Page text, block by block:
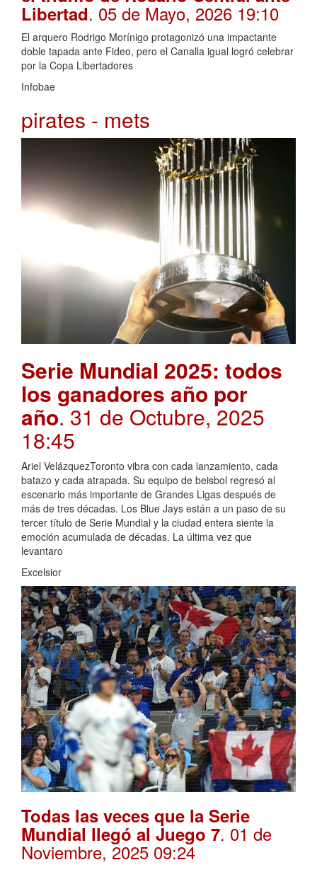
Libertad. 05 de Mayo, 2026 19:10
El arquero Rodrigo Morínigo protagonizó una impactante
doble tapada ante Fideo, pero el Canalla igual logró celebrar
por la Copa Libertadores
Infobae
pirates - mets
Serie Mundial 2025: todos
los ganadores año por
año. 31 de Octubre, 2025
18:45
Ariel VelázquezToronto vibra con cada lanzamiento, cada
batazo y cada atrapada. Su equipo de beisbol regresó al
escenario más importante de Grandes Ligas después de
más de tres décadas. Los Blue Jays están a un paso de su
tercer título de Serie Mundial y la ciudad entera siente la
emoción acumulada de décadas. La última vez que
levantaro
Excelsior
Todas las veces que la Serie
Mundial llegó al Juego 7. 01 de
Noviembre, 2025 09:24